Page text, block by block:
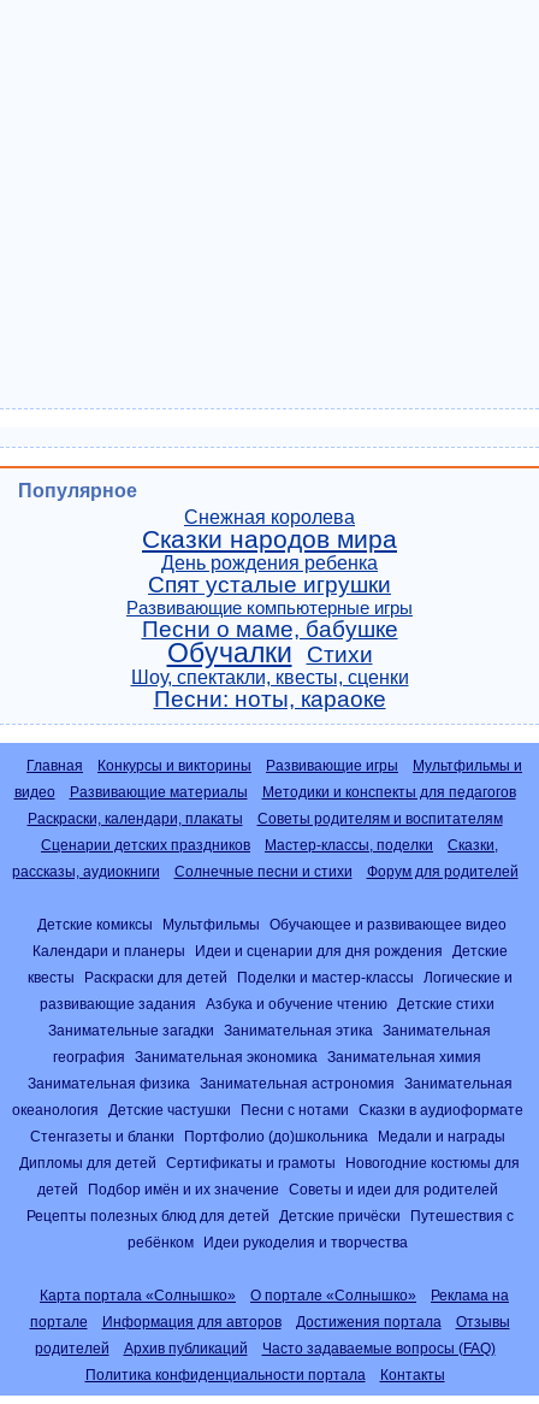
Популярное
Снежная королева
Сказки народов мира
День рождения ребенка
Спят усталые игрушки
Развивающие компьютерные игры
Песни о маме, бабушке
Обучалки Стихи
Шоу, спектакли, квесты, сценки
Песни: ноты, караоке
Главная Конкурсы и викторины Развивающие игры
Мультфильмы и
видео
Развивающие материалы
Методики и конспекты для педагогов
Раскраски, календари, плакаты
Советы родителям и воспитателям
Сценарии детских праздников
Мастер-классы, поделки
Сказки,
рассказы, аудиокниги
Солнечные песни и стихи Форум для родителей
Детские комиксы Мультфильмы
Обучающее и развивающее видео
Календари и планеры
Идеи и сценарии для дня рождения
Детские
квесты
Раскраски для детей Поделки и мастер-классы
Логические и
развивающие задания
Азбука и обучение чтению
Детские стихи
Занимательные загадки
Занимательная этика
Занимательная
география
Занимательная экономика
Занимательная химия
Занимательная физика
Занимательная астрономия
Занимательная
океанология
Детские частушки Песни с нотами
Сказки в аудиоформате
Стенгазеты и бланки
Портфолио (до)школьника
Медали и награды
Дипломы для детей
Сертификаты и грамоты
Новогодние костюмы для
детей
Подбор имён и их значение
Советы и идеи для родителей
Рецепты полезных блюд для детей
Детские причёски
Путешествия с
ребёнком
Идеи рукоделия и творчества
Карта портала «Солнышко» О портале «Солнышко»
Реклама на
портале
Информация для авторов Достижения портала
Отзывы
родителей
Архив публикаций
Часто задаваемые вопросы (FAQ)
Политика конфиденциальности портала
Контакты